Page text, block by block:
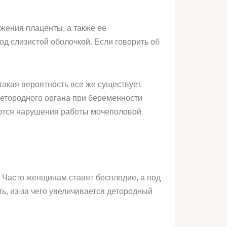
плаценты, а также ее
оболочкой. Если говорить об
вероятность все же существует.
органа при беременности
нарушения работы мочеполовой
женщинам ставят бесплодие, а под
из-за чего увеличивается детородный